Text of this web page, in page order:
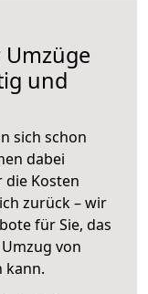
und
sich schon
dabei
die Kosten
zurück – wir
für Sie, das
von
kann.